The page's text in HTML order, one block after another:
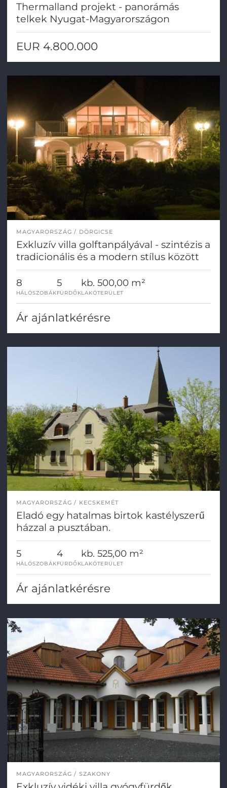
Thermalland projekt - panorámás
telkek Nyugat-Magyarországon
EUR 4.800.000
MAGYARORSZÁG DÖRGICSE
Exkluzív villa golftanpályával - szintézis a
tradicionális és a modern stílus között
8
HÁLÓSZOBÁK
5
FÜRDŐK
kb. 500,00 m²
LAKÓTERÜLET
Ár ajánlatkérésre
MAGYARORSZÁG KECSKEMÉT
Eladó egy hatalmas birtok kastélyszerű
házzal a pusztában.
5
HÁLÓSZOBÁK
4
FÜRDŐK
kb. 525,00 m²
LAKÓTERÜLET
Ár ajánlatkérésre
MAGYARORSZÁG SZAKONY